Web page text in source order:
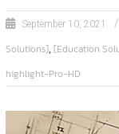
September 10, 2021
Solutions],[Education
highlight-Pro-HD